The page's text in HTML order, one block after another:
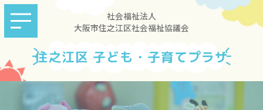
社会福祉法人
大阪市住之江区社会福祉協議会
住之江区 子ども・子育てプラザ